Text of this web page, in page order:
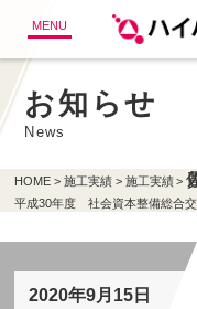
MENU
お知らせ
News
HOME 施工実績
施工実績
平成30年度 社会資本整備総合
2020年9月15日